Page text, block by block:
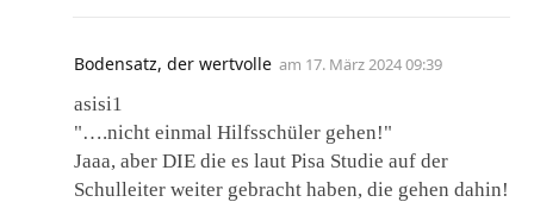
Bodensatz, der wertvolle am 17. März 2024 09:39
asisi1
"….nicht einmal Hilfsschüler gehen!"
Jaaa, aber DIE die es laut Pisa Studie auf der
Schulleiter weiter gebracht haben, die gehen dahin!